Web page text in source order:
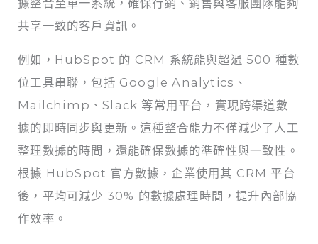
共享一致的客戶資訊。
例如，HubSpot 的 CRM 系統能與超過 500 種數
位工具串聯，包括 Google Analytics、
Mailchimp、Slack 等常用平台，實現跨渠道數
據的即時同步與更新。這種整合能力不僅減少了人工
整理數據的時間，還能確保數據的準確性與一致性。
根據 HubSpot 官方數據，企業使用其 CRM 平台
後，平均可減少 30% 的數據處理時間，提升內部協
作效率。